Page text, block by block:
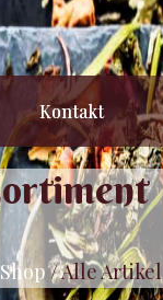
Kontakt
Shop/Alle Artikel